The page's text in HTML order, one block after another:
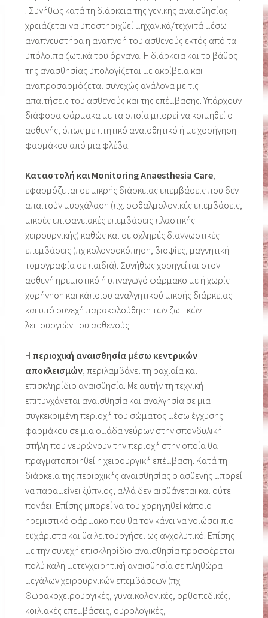
. Συνήθως κατά τη διάρκεια της γενικής αναισθησίας
χρειάζεται να υποστηριχθεί μηχανικά/τεχνιτά μέσω
αναπνευστήρα η αναπνοή του ασθενούς εκτός από τα
υπόλοιπα ζωτικά του όργανα. Η διάρκεια και το βάθος
της ανασθησίας υπολογίζεται με ακρίβεια και
αναπροσαρμόζεται συνεχώς ανάλογα με τις
απαιτήσεις του ασθενούς και της επέμβασης. Υπάρχουν
διάφορα φάρμακα με τα οποία μπορεί να κοιμηθεί ο
ασθενής, όπως με πτητικό αναισθητικό ή με χορήγηση
φαρμάκου από μια φλέβα.
Καταστολή και Monitoring Anaesthesia Care,
εφαρμόζεται σε μικρής διάρκειας επεμβάσεις που δεν
απαιτούν μυοχάλαση (πχ. οφθαλμολογικές επεμβάσεις,
μικρές επιφανειακές επεμβάσεις πλαστικής
χειρουργικής) καθώς και σε οχληρές διαγνωστικές
επεμβάσεις (πχ κολονοσκόπηση, βιοψίες, μαγνητική
τομογραφία σε παιδιά). Συνήθως χορηγείται στον
ασθενή ηρεμιστικό ή υπναγωγό φάρμακο με ή χωρίς
χορήγηση και κάποιου αναλγητικού μικρής διάρκειας
και υπό συνεχή παρακολούθηση των ζωτικών
λειτουργιών του ασθενούς.
Η περιοχική αναισθησία μέσω κεντρικών
αποκλεισμών, περιλαμβάνει τη ραχιαία και
επισκληρίδιο αναισθησία. Με αυτήν τη τεχνική
επιτυγχάνεται αναισθησία και αναλγησία σε μια
συγκεκριμένη περιοχή του σώματος μέσω έγχυσης
φαρμάκου σε μια ομάδα νεύρων στην σπονδυλική
στήλη που νευρώνουν την περιοχή στην οποία θα
πραγματοποιηθεί η χειρουργική επέμβαση. Κατά τη
διάρκεια της περιοχικής αναισθησίας ο ασθενής μπορεί
να παραμείνει ξύπνιος, αλλά δεν αισθάνεται και ούτε
πονάει. Επίσης μπορεί να του χορηγηθεί κάποιο
ηρεμιστικό φάρμακο που θα τον κάνει να νοιώσει πιο
ευχάριστα και θα λειτουργήσει ως αγχολυτικό. Επίσης
με την συνεχή επισκληρίδιο αναισθησία προσφέρεται
πολύ καλή μετεγχειρητική αναισθησία σε πληθώρα
μεγάλων χειρουργικών επεμβάσεων (πχ
Θωρακοχειρουργικές, γυναικολογικές, ορθοπεδικές,
κοιλιακές επεμβάσεις, ουρολογικές,